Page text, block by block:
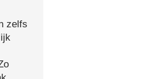
zelfs